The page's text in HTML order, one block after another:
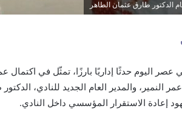
الدكتور طارق عثمان الطاهر
عصر اليوم حدثًا إداريًا بارزًا، تمثّل في
النمير، والمدير العام الجديد للنادي،
إعادة الاستقرار المؤسسي داخل النادي.